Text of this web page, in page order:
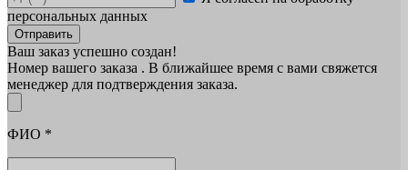
персональных данных
Отправить
Ваш заказ успешно создан!
Номер вашего заказа . В ближайшее время с вами свяжется
менеджер для подтверждения заказа.
ФИО *